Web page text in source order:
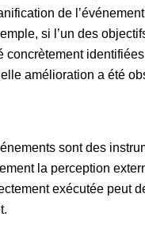
de
si l’un des
concrètement
amélioration a été
sont des
la perception
exécutée peut